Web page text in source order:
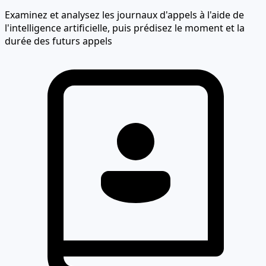
Examinez et analysez les journaux d'appels à l'aide de
l'intelligence artificielle, puis prédisez le moment et la
durée des futurs appels